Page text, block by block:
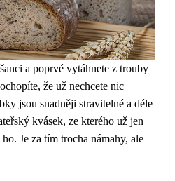
a poprvé vytáhnete z trouby
že už nechcete nic
jsou snadněji stravitelné a déle
kvásek, ze kterého už jen
Je za tím trocha námahy, ale